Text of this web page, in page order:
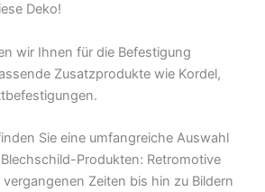
Deko!
wir Ihnen für die Befestigung
Zusatzprodukte wie Kordel,
Sie eine umfangreiche Auswahl
Produkten: Retromotive
Zeiten bis hin zu Bildern